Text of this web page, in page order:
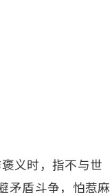
义时，指不与世
矛盾斗争，怕惹麻